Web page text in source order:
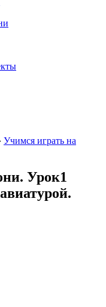
Учимся играть на
Урок1